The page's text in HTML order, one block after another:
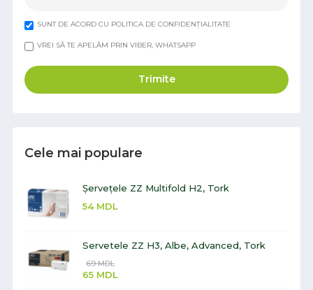
SUNT DE ACORD CU POLITICA DE CONFIDENȚIALITATE
VREI SĂ TE APELĂM PRIN VIBER, WHATSAPP
Trimite
Cele mai populare
Șervețele ZZ Multifold H2, Tork
54 MDL
Servetele ZZ H3, Albe, Advanced, Tork
69MDL
65 MDL